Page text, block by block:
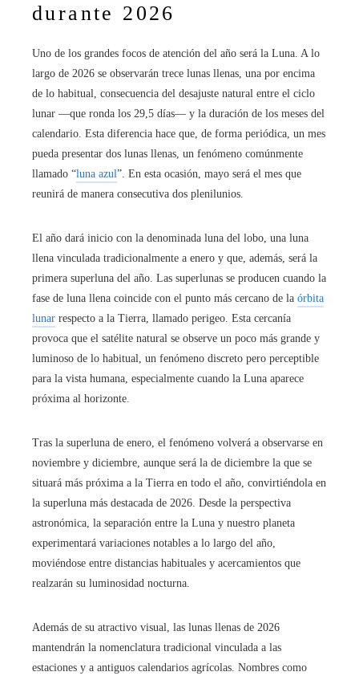
durante 2026
Uno de los grandes focos de atención del año será la Luna. A lo
largo de 2026 se observarán trece lunas llenas, una por encima
de lo habitual, consecuencia del desajuste natural entre el ciclo
lunar —que ronda los 29,5 días— y la duración de los meses del
calendario. Esta diferencia hace que, de forma periódica, un mes
pueda presentar dos lunas llenas, un fenómeno comúnmente
llamado “luna azul”. En esta ocasión, mayo será el mes que
reunirá de manera consecutiva dos plenilunios.
El año dará inicio con la denominada luna del lobo, una luna
llena vinculada tradicionalmente a enero y que, además, será la
primera superluna del año. Las superlunas se producen cuando la
fase de luna llena coincide con el punto más cercano de la órbita
lunar respecto a la Tierra, llamado perigeo. Esta cercanía
provoca que el satélite natural se observe un poco más grande y
luminoso de lo habitual, un fenómeno discreto pero perceptible
para la vista humana, especialmente cuando la Luna aparece
próxima al horizonte.
Tras la superluna de enero, el fenómeno volverá a observarse en
noviembre y diciembre, aunque será la de diciembre la que se
situará más próxima a la Tierra en todo el año, convirtiéndola en
la superluna más destacada de 2026. Desde la perspectiva
astronómica, la separación entre la Luna y nuestro planeta
experimentará variaciones notables a lo largo del año,
moviéndose entre distancias habituales y acercamientos que
realzarán su luminosidad nocturna.
Además de su atractivo visual, las lunas llenas de 2026
mantendrán la nomenclatura tradicional vinculada a las
estaciones y a antiguos calendarios agrícolas. Nombres como